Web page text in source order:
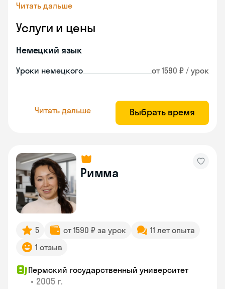
Читать дальше
Услуги и цены
Немецкий язык
Уроки немецкого от 1590 ₽ / урок
Читать дальше Выбрать время
Римма
5 от 1590 ₽ за урок
11 лет опыта
1 отзыв
Пермский государственный университет
• 2005 г.